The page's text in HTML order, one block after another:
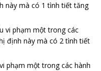
này mà có 1 tình tiết tăng
vi phạm một trong các
định này mà có 2 tình tiết
phạm một trong các hành